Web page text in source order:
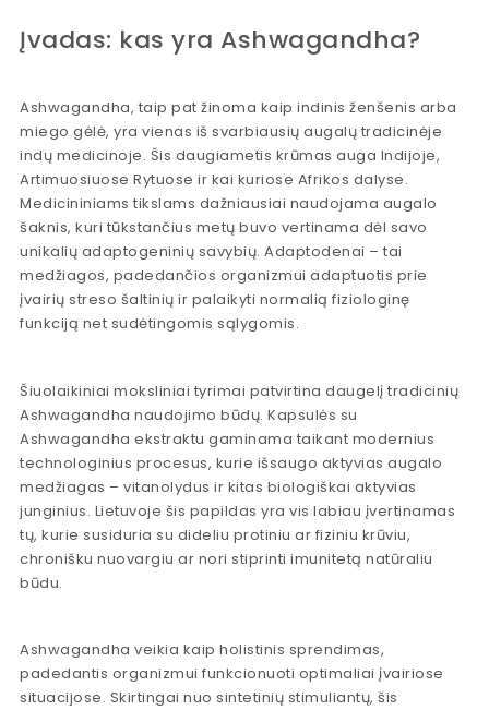
Įvadas: kas yra Ashwagandha?
Ashwagandha, taip pat žinoma kaip indinis ženšenis arba
miego gėlė, yra vienas iš svarbiausių augalų tradicinėje
indų medicinoje. Šis daugiametis krūmas auga Indijoje,
Artimuosiuose Rytuose ir kai kuriose Afrikos dalyse.
Medicininiams tikslams dažniausiai naudojama augalo
šaknis, kuri tūkstančius metų buvo vertinama dėl savo
unikalių adaptogeninių savybių. Adaptodenai – tai
medžiagos, padedančios organizmui adaptuotis prie
įvairių streso šaltinių ir palaikyti normalią fiziologinę
funkciją net sudėtingomis sąlygomis.
Šiuolaikiniai moksliniai tyrimai patvirtina daugelį tradicinių
Ashwagandha naudojimo būdų. Kapsulės su
Ashwagandha ekstraktu gaminama taikant modernius
technologinius procesus, kurie išsaugo aktyvias augalo
medžiagas – vitanolydus ir kitas biologiškai aktyvias
junginius. Lietuvoje šis papildas yra vis labiau įvertinamas
tų, kurie susiduria su dideliu protiniu ar fiziniu krūviu,
chronišku nuovargiu ar nori stiprinti imunitetą natūraliu
būdu.
Ashwagandha veikia kaip holistinis sprendimas,
padedantis organizmui funkcionuoti optimaliai įvairiose
situacijose. Skirtingai nuo sintetinių stimuliantų, šis